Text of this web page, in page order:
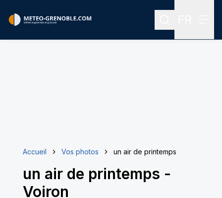
Rechercher
Accueil Vos photos un air de printemps
un air de printemps -
Voiron